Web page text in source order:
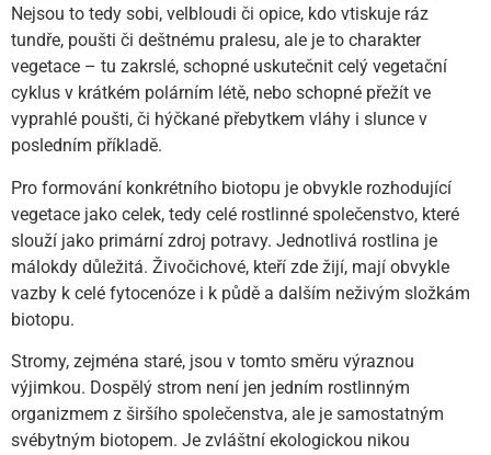
Nejsou to tedy sobi, velbloudi či opice, kdo vtiskuje ráz
tundře, poušti či deštnému pralesu, ale je to charakter
vegetace – tu zakrslé, schopné uskutečnit celý vegetační
cyklus v krátkém polárním létě, nebo schopné přežít ve
vyprahlé poušti, či hýčkané přebytkem vláhy i slunce v
posledním příkladě.
Pro formování konkrétního biotopu je obvykle rozhodující
vegetace jako celek, tedy celé rostlinné společenstvo, které
slouží jako primární zdroj potravy. Jednotlivá rostlina je
málokdy důležitá. Živočichové, kteří zde žijí, mají obvykle
vazby k celé fytocenóze i k půdě a dalším neživým složkám
biotopu.
Stromy, zejména staré, jsou v tomto směru výraznou
výjimkou. Dospělý strom není jen jedním rostlinným
organizmem z širšího společenstva, ale je samostatným
svébytným biotopem. Je zvláštní ekologickou nikou